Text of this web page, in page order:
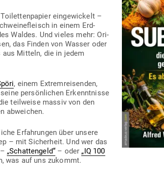
ein­ge­wi­ckelt –
in einem Erd­
Waldes. Und vieles mehr: Ori­
das Finden von Wasser oder
Mitteln, die in jedem
, einem Extrem­rei­senden,
per­sön­lichen Erkennt­nisse
teil­weise massiv von den
abweichen.
Erfah­rungen über unsere
– mit Sicherheit. Und wer das
„Schat­tengeld“ – oder „IQ 100
was auf uns zukommt.